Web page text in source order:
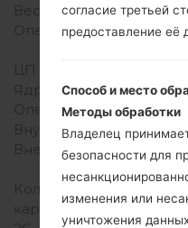
Вес
Операционная система
ЦП (процессор)
Ядра процессора
Оперативная память
Внутренняя память
Внешняя память
Количество мест для
карты
согласие третьей
предоставление её
Способ и место
Методы обработки
Владелец
безопасности для
изменения или
уничтожения